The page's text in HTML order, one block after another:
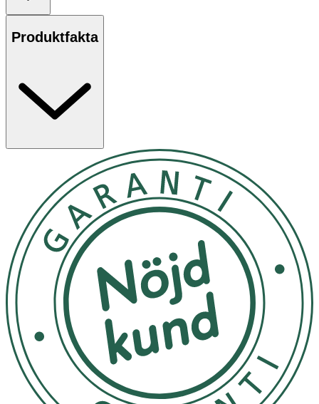
balanseras av en mjuk bas av cederträ. Resultatet är en
modern och lättburen doft med både fräschör och djup,
den behaglig att använda både på hud och i hår utan att
tynga. Spraya cirka 10 cm från hud eller hår efter
önskemål. För en doft som varar längre, applicera på
flowers, cedar Doftkaraktär: Frisk, grön och lätt
Spraya din Body mist cirka 10 cm från hår eller kropp,
efter önskemål. Önskar du en doft som varar längre,
applicera på återfuktad hud.
Förvara i rumstemperatur, skyddad från direkt solljus.
OK för gravida och ammande:
Ja
Ingredienser:
Aqua (Water), Polyglyceryl-6 Caprylate, Polyglyceryl-4
Caprate, Alcohol Denat., Parfum (Fragrance), Glycerin,
Polyglyceryl-6 Oleate, Propanediol, Mentha Piperita
(Peppermint) Leaf Water, Phenoxyethanol, Butylene
Glycol, Chlorphenesin, Lactic Acid, Calendula Officinalis
Produktfakta